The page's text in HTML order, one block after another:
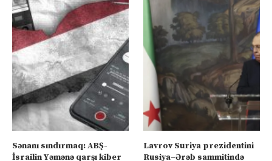
Sənanı sındırmaq: ABŞ-
İsrailin Yəmənə qarşı kiber
Lavrov Suriya prezidentini
Rusiya–Ərəb sammitində